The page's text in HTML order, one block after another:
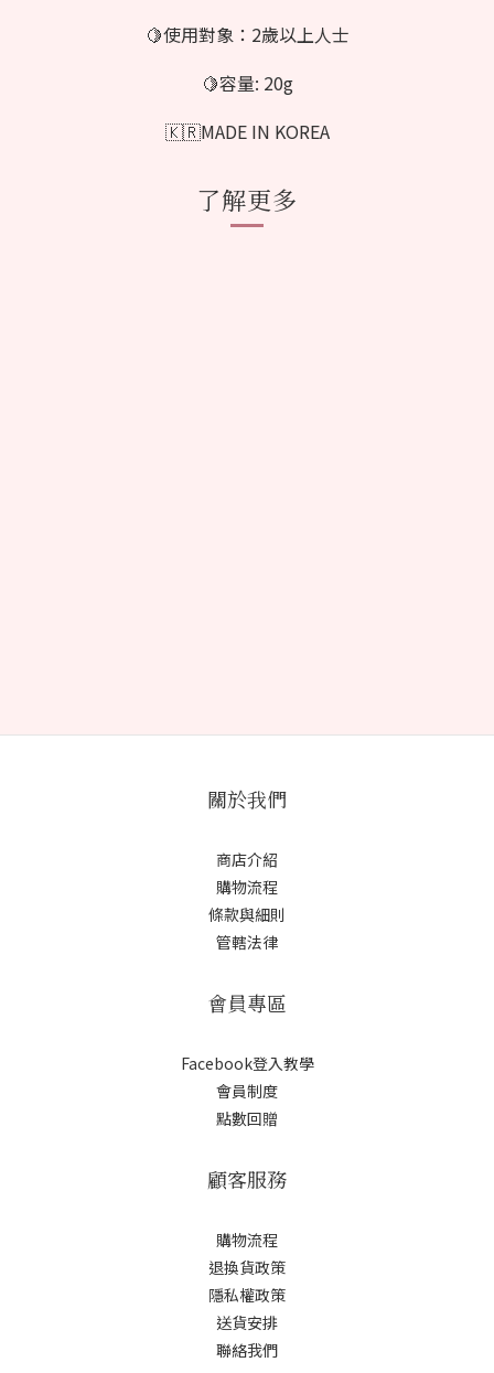
🍋使用對象：2歲以上人士
🍋容量: 20g
🇰🇷MADE IN KOREA
了解更多
關於我們
商店介紹
購物流程
條款與細則
管轄法律
會員專區
Facebook登入教學
會員制度
點數回贈
顧客服務
購物流程
退換貨政策
隱私權政策
送貨安排
聯絡我們